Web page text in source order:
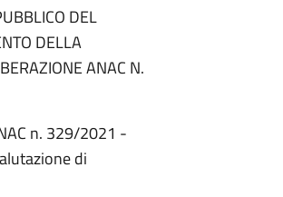
DEL
DELLA
ANAC N.
n. 329/2021 -
di